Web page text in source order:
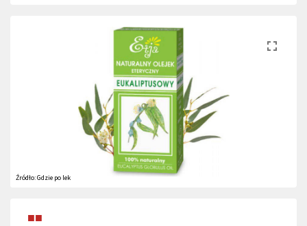
Źródło:Gdzie po lek
■■